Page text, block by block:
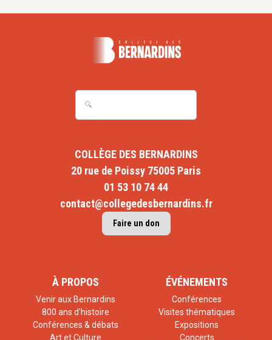
COLLÈGE DES BERNARDINS
20 rue de Poissy 75005 Paris
01 53 10 74 44
contact@collegedesbernardins.fr
Faire un don
À PROPOS
Venir aux Bernardins
800 ans d'histoire
Conférences & débats
Art et Culture
ÉVÉNEMENTS
Conférences
Visites thématiques
Expositions
Concerts